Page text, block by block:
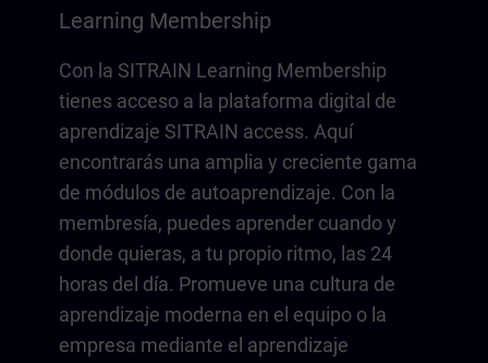
Learning Membership
Con la SITRAIN Learning Membership
tienes acceso a la plataforma digital de
aprendizaje SITRAIN access. Aquí
encontrarás una amplia y creciente gama
de módulos de autoaprendizaje. Con la
membresía, puedes aprender cuando y
donde quieras, a tu propio ritmo, las 24
horas del día. Promueve una cultura de
aprendizaje moderna en el equipo o la
empresa mediante el aprendizaje